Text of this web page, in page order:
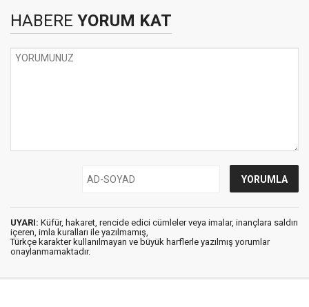
HABERE YORUM KAT
UYARI: Küfür, hakaret, rencide edici cümleler veya imalar, inançlara saldırı
içeren, imla kuralları ile yazılmamış,
Türkçe karakter kullanılmayan ve büyük harflerle yazılmış yorumlar
onaylanmamaktadır.